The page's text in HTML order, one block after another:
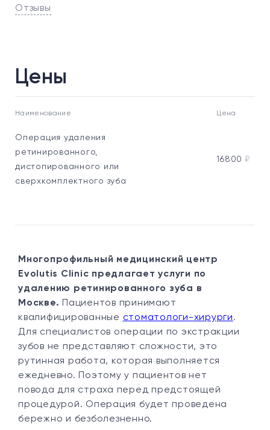
Отзывы
Цены
Наименование Цена
Операция удаления
ретинированного,
дистопированного или
сверхкомплектного зуба
16800 ₽
Многопрофильный медицинский центр
Evolutis Clinic предлагает услуги по
удалению ретинированного зуба в
Москве. Пациентов принимают
квалифицированные стоматологи-хирурги.
Для специалистов операции по экстракции
зубов не представляют сложности, это
рутинная работа, которая выполняется
ежедневно. Поэтому у пациентов нет
повода для страха перед предстоящей
процедурой. Операция будет проведена
бережно и безболезненно.